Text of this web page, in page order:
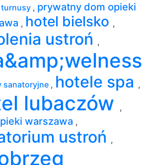
, prywatny dom opieki
, hotel bielsko ,
ustroń ,
sanatoryjne , hotele spa ,
lubaczów ,
warszawa ,
ustroń ,